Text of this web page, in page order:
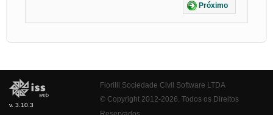
Próximo
v. 3.10.3
Fiorilli Sociedade Civil Software LTDA
© Copyright 2012-2026. Todos os Direitos